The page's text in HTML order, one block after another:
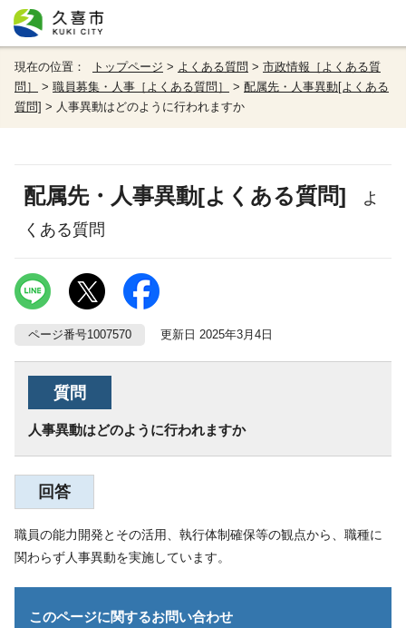
現在の位置： トップページ > よくある質問 > 市政情報［よくある質
問］
> 職員募集・人事［よくある質問］ > 配属先・人事異動[よくある
質問] > 人事異動はどのように行われますか
配属先・人事異動[よくある質問] よ
くある質問
ページ番号1007570 更新日 2025年3月4日
質問
人事異動はどのように行われますか
回答
職員の能力開発とその活用、執行体制確保等の観点から、職種に
関わらず人事異動を実施しています。
このページに関するお問い合わせ